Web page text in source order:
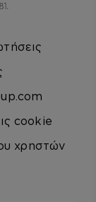
cookie
χρηστών